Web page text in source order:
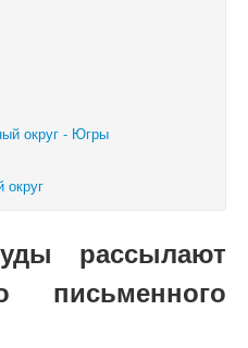
округ - Югры
округ
рассылают
письменного